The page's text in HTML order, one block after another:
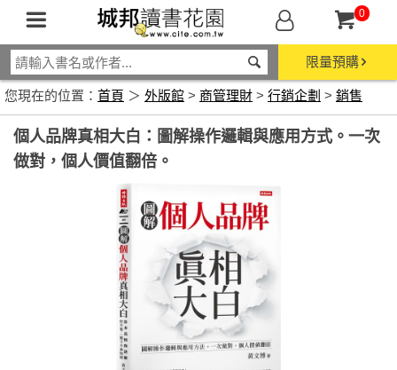
0
限量預購
您現在的位置： 首頁 ＞ 外版館 > 商管理財 > 行銷企劃 > 銷售
個人品牌真相大白：圖解操作邏輯與應用方式。一次
做對，個人價值翻倍。